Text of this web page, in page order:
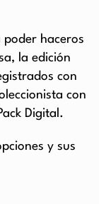
poder haceros
la edición
con
con
Digital.
y sus